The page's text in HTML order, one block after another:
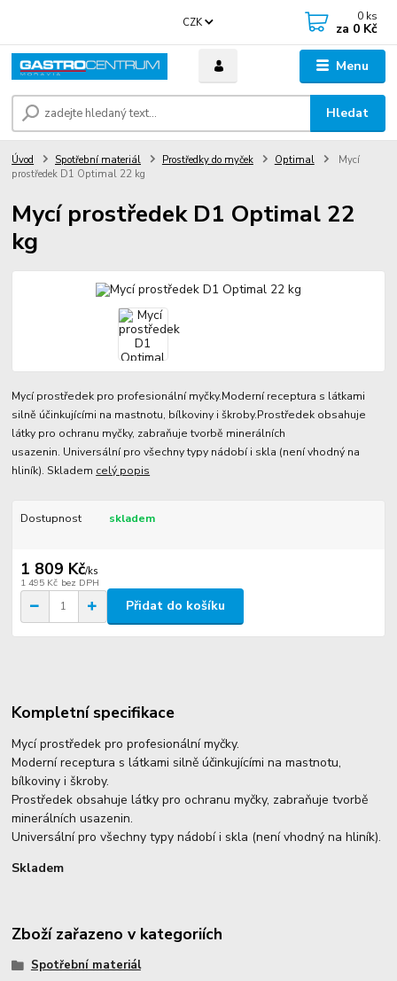
Menu
CZK
Hledat
0 ks
za 0 Kč
Úvod Spotřební materiál Prostředky do myček Optimal
Mycí
prostředek D1 Optimal 22 kg
Mycí prostředek D1 Optimal 22
kg
Mycí prostředek pro profesionální myčky.Moderní receptura s látkami
silně účinkujícími na mastnotu, bílkoviny i škroby.Prostředek obsahuje
látky pro ochranu myčky, zabraňuje tvorbě minerálních
usazenin. Universální pro všechny typy nádobí i skla (není vhodný na
hliník). Skladem celý popis
Dostupnost skladem
1 809 Kč/ks
1 495 Kč bez DPH
Přidat do košíku
Kompletní specifikace
Mycí prostředek pro profesionální myčky.
Moderní receptura s látkami silně účinkujícími na mastnotu,
bílkoviny i škroby.
Prostředek obsahuje látky pro ochranu myčky, zabraňuje tvorbě
minerálních usazenin.
Universální pro všechny typy nádobí i skla (není vhodný na hliník).
Skladem
Zboží zařazeno v kategoriích
Spotřební materiál